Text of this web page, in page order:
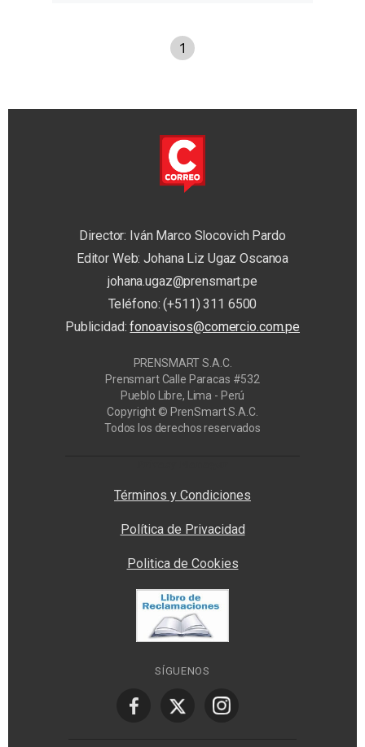
1
Director: Iván Marco Slocovich Pardo
Editor Web: Johana Liz Ugaz Oscanoa
johana.ugaz@prensmart.pe
Teléfono: (+511) 311 6500
Publicidad:fonoavisos@comercio.com.pe
PRENSMART S.A.C.
Prensmart Calle Paracas #532
Pueblo Libre, Lima - Perú
Copyright © PrenSmart S.A.C.
Todos los derechos reservados
Términos y Condiciones
Política de Privacidad
Politica de Cookies
SÍGUENOS